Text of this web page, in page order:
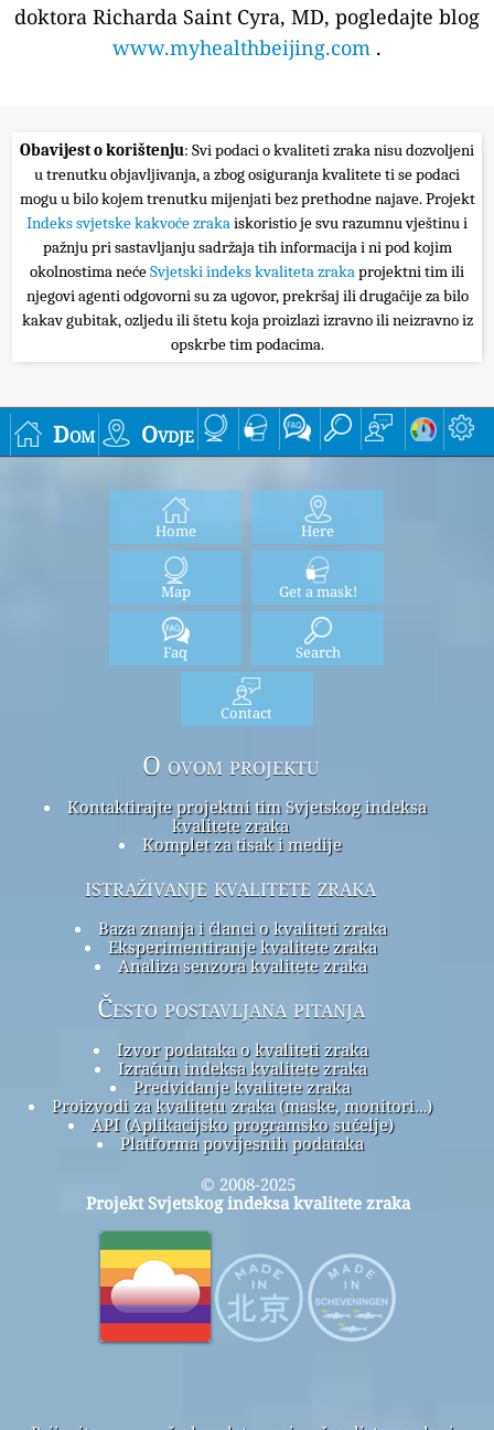
doktora Richarda Saint Cyra, MD, pogledajte blog
www.myhealthbeijing.com .
Obavijest o korištenju: Svi podaci o kvaliteti zraka nisu dozvoljeni
u trenutku objavljivanja, a zbog osiguranja kvalitete ti se podaci
mogu u bilo kojem trenutku mijenjati bez prethodne najave. Projekt
Indeks svjetske kakvoće zrakaiskoristio je svu razumnu vještinu i
pažnju pri sastavljanju sadržaja tih informacija i ni pod kojim
okolnostima nećeSvjetski indeks kvaliteta zrakaprojektni tim ili
njegovi agenti odgovorni su za ugovor, prekršaj ili drugačije za bilo
kakav gubitak, ozljedu ili štetu koja proizlazi izravno ili neizravno iz
opskrbe tim podacima.
Dom Ovdje
Home Here
Map Get a mask!
Faq Search
Contact
O ovom projektu
Kontaktirajte projektni tim Svjetskog indeksa
kvalitete zraka
Komplet za tisak i medije
istraživanje kvalitete zraka
Baza znanja i članci o kvaliteti zraka
Eksperimentiranje kvalitete zraka
Analiza senzora kvalitete zraka
Često postavljana pitanja
Izvor podataka o kvaliteti zraka
Izračun indeksa kvalitete zraka
Predviđanje kvalitete zraka
Proizvodi za kvalitetu zraka (maske, monitori…)
API (Aplikacijsko programsko sučelje)
Platforma povijesnih podataka
© 2008-2025
Projekt Svjetskog indeksa kvalitete zraka